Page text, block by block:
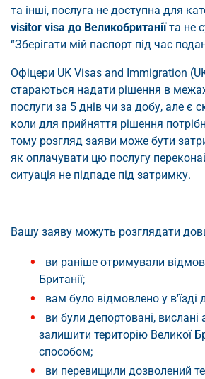
та інші, послуга не доступна для
visitor visa до Великобританіїта не
“Зберігати мій паспорт під час
Офіцери UK Visas and Immigration
стараються надати рішення в
послуги за 5 днів чи за добу, але є
коли для прийняття рішення
тому розгляд заяви може бути
як оплачувати цю послугу
ситуація не підпаде під затримку.
Вашу заяву можуть розглядати
ви раніше отримували
Британії;
вам було відмовлено у в'їзді
ви були депортовані, вислані
залишити територію Великої
способом;
ви перевищили дозволений